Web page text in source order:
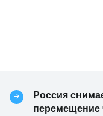
Россия
перемещение